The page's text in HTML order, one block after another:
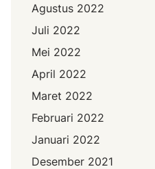
Agustus 2022
Juli 2022
Mei 2022
April 2022
Maret 2022
Februari 2022
Januari 2022
Desember 2021